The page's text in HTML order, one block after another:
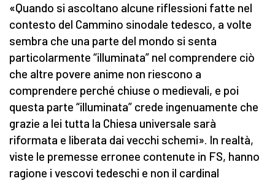
«Quando si ascoltano alcune riflessioni fatte nel
contesto del Cammino sinodale tedesco, a volte
sembra che una parte del mondo si senta
particolarmente “illuminata” nel comprendere ciò
che altre povere anime non riescono a
comprendere perché chiuse o medievali, e poi
questa parte “illuminata” crede ingenuamente che
grazie a lei tutta la Chiesa universale sarà
riformata e liberata dai vecchi schemi». In realtà,
viste le premesse erronee contenute in FS, hanno
ragione i vescovi tedeschi e non il cardinal